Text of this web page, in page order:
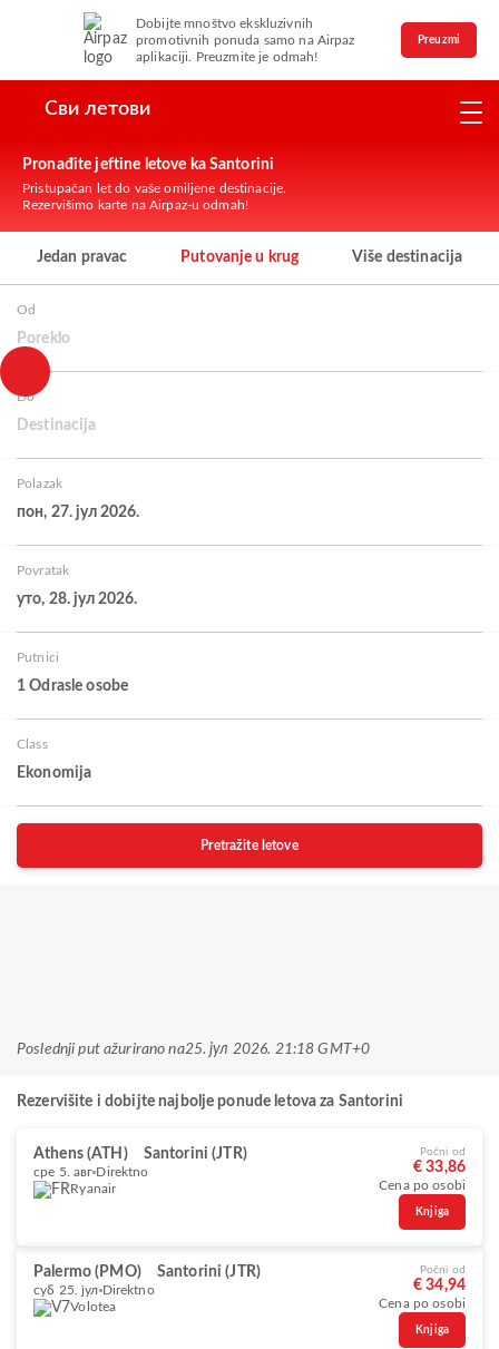
Dobijte mnoštvo ekskluzivnih
promotivnih ponuda samo na Airpaz
aplikaciji. Preuzmite je odmah!
Preuzmi
Сви летови
Pronađite jeftine letove ka Santorini
Pristupačan let do vaše omiljene destinacije.
Rezervišimo karte na Airpaz-u odmah!
Jedan pravac Putovanje u krug Više destinacija
Od
Poreklo
Do
Destinacija
Polazak
пон, 27. јул 2026.
Povratak
уто, 28. јул 2026.
Putnici
1 Odrasle osobe
Class
Ekonomija
Pretražite letove
Poslednji put ažurirano na25. јул 2026. 21:18 GMT+0
Rezervišite i dobijte najbolje ponude letova za Santorini
Athens (ATH) Santorini (JTR)
сре 5. авг Direktno
Ryanair
Počni od
€ 33,86
Cena po osobi
Knjiga
Palermo (PMO) Santorini (JTR)
суб 25. јул Direktno
Volotea
Počni od
€ 34,94
Cena po osobi
Knjiga